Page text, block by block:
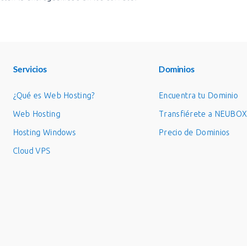
Servicios
¿Qué es Web Hosting?
Web Hosting
Hosting Windows
Cloud VPS
Dominios
Encuentra tu Dominio
Transfiérete a NEUBOX
Precio de Dominios